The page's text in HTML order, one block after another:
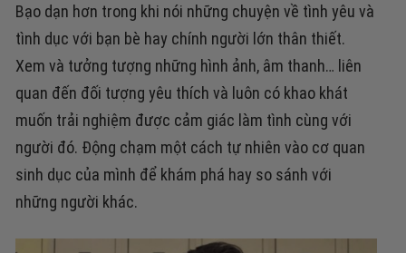
Bạo dạn hơn trong khi nói những chuyện về tình yêu và
tình dục với bạn bè hay chính người lớn thân thiết.
Xem và tưởng tượng những hình ảnh, âm thanh… liên
quan đến đối tượng yêu thích và luôn có khao khát
muốn trải nghiệm được cảm giác làm tình cùng với
người đó. Động chạm một cách tự nhiên vào cơ quan
sinh dục của mình để khám phá hay so sánh với
những người khác.